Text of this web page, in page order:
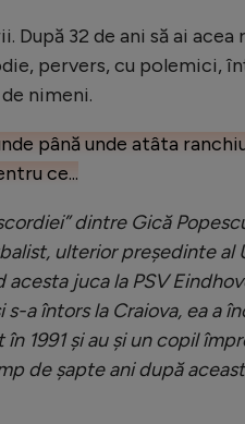
După 32 de ani să ai
pervers, cu polemici,
nimeni.
până unde atâta
ce...
dintre Gică
ulterior președinte al
acesta juca la PSV
s-a întors la Craiova, ea a
în 1991 și au și un copil
de șapte ani după